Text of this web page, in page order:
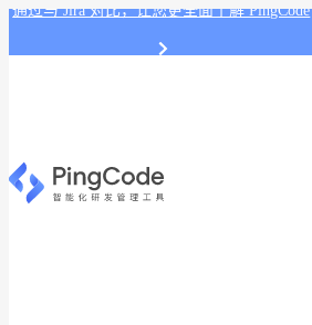
通过与 Jira 对比，让您更全面了解 PingCode